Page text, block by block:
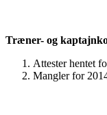
Træner- og
Attester hentet
Mangler for